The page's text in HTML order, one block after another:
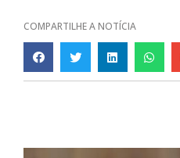
COMPARTILHE A NOTÍCIA